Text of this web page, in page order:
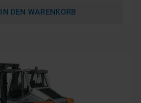
IN DEN WARENKORB